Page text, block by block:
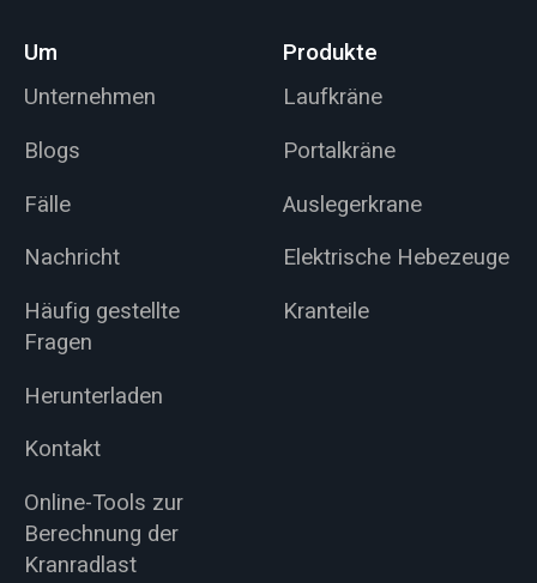
Um
Unternehmen
Blogs
Fälle
Nachricht
Häufig gestellte
Fragen
Herunterladen
Kontakt
Online-Tools zur
Berechnung der
Kranradlast
Produkte
Laufkräne
Portalkräne
Auslegerkrane
Elektrische Hebezeuge
Kranteile